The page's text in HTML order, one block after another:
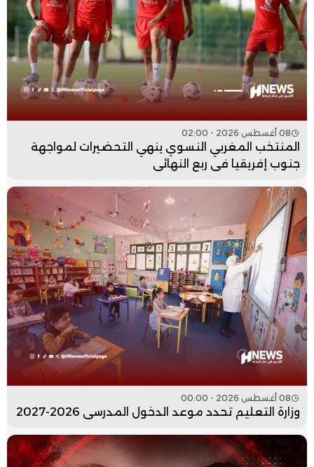
08 أغسطس 2026 - 02:00
المنتخب المغربي النسوي ينهي التحضيرات لمواجهة
جنوب إفريقيا في ربع النهائي
08 أغسطس 2026 - 00:00
وزارة التعليم تحدد موعد الدخول المدرسي 2026-2027